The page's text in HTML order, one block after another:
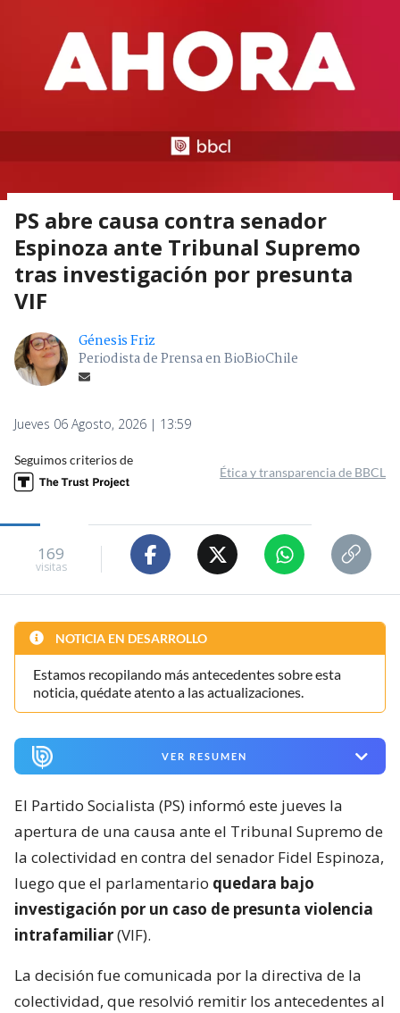
PS abre causa contra senador
Espinoza ante Tribunal Supremo
tras investigación por presunta
VIF
Génesis Friz
Periodista de Prensa en BioBioChile
Jueves 06 Agosto, 2026 | 13:59
Seguimos criterios de
Ética y transparencia de BBCL
169
visitas
NOTICIA EN DESARROLLO
Estamos recopilando más antecedentes sobre esta
noticia, quédate atento a las actualizaciones.
VER RESUMEN
El Partido Socialista (PS) informó este jueves la
apertura de una causa ante el Tribunal Supremo de
la colectividad en contra del senador Fidel Espinoza,
luego que el parlamentario quedara bajo
investigación por un caso de presunta violencia
intrafamiliar(VIF).
La decisión fue comunicada por la directiva de la
colectividad, que resolvió remitir los antecedentes al